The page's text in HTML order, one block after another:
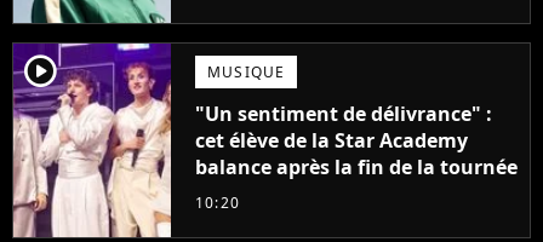
player2 MUSIQUE
"Un sentiment de délivrance" :
cet élève de la Star Academy
balance après la fin de la tournée
10:20